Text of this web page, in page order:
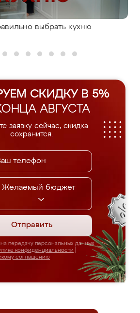
выбрать кухню
СКИДКУ В 5%
АВГУСТА
заявку сейчас, скидка
сохранится.
Желаемый бюджет
Отправить
передачу персональных данных
конфиденциальности
соглашению